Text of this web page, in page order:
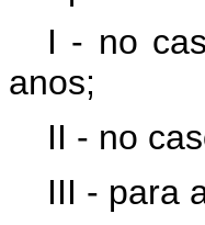
I - no
anos;
II - no
III - para